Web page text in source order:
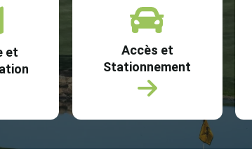
et
Accès et
Stationnement